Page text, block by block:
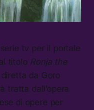
tv per il portale
titolo Ronja the
da Goro
tratta dall’opera
di opere per